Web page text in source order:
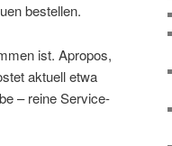
bestellen.
ist. Apropos,
aktuell etwa
– reine Service-